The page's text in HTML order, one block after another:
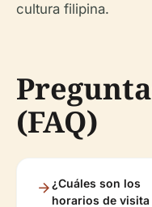
cultura filipina.
(FAQ)
¿Cuáles son los
horarios de visita